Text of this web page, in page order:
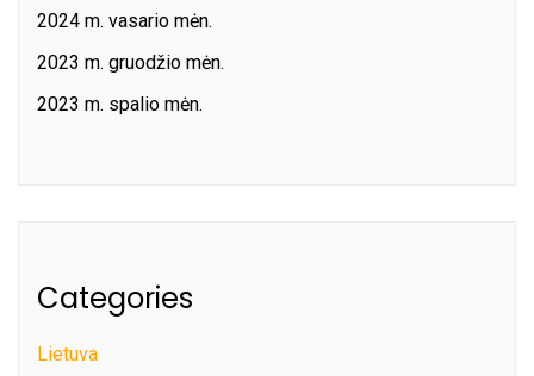
2024 m. vasario mėn.
2023 m. gruodžio mėn.
2023 m. spalio mėn.
Categories
Lietuva